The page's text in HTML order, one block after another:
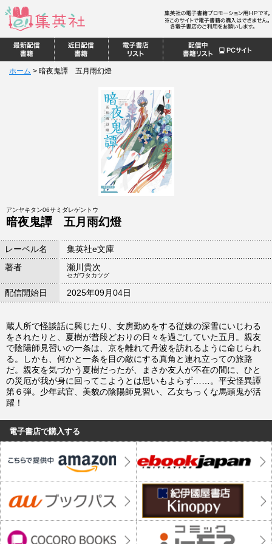
ホーム > 暗夜鬼譚 五月雨幻燈
アンヤキタン06サミダレゲントウ
暗夜鬼譚 五月雨幻燈
レーベル名
集英社e文庫
著者
瀬川貴次
セガワタカツグ
配信開始日 2025年09月04日
蔵人所で怪談話に興じたり、女房勤めをする従妹の深雪にいじわる
をされたりと、夏樹が普段どおりの日々を過ごしていた五月。親友
で陰陽師見習いの一条は、京を離れて丹波を訪れるように命じられ
る。しかも、何かと一条を目の敵にする真角と連れ立っての旅路
だ。親友を気づかう夏樹だったが、まさか友人が不在の間に、ひと
の災厄が我が身に回ってこようとは思いもよらず……。平安怪異譚
第６弾。少年武官、美貌の陰陽師見習い、乙女ちっくな馬頭鬼が活
躍！
電子書店で購入する